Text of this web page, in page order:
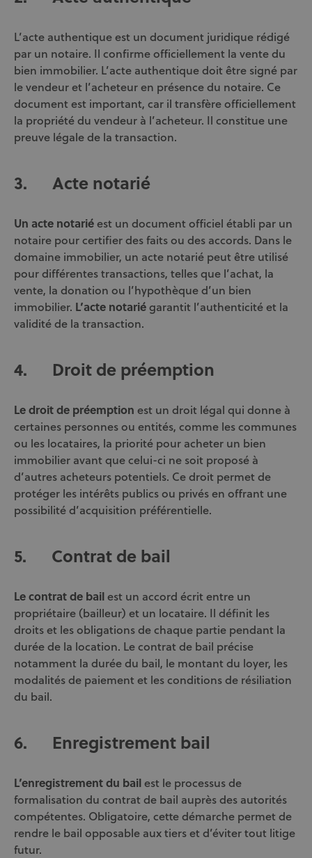
L’acte authentique est un document juridique rédigé
par un notaire. Il confirme officiellement la vente du
bien immobilier. L’acte authentique doit être signé par
le vendeur et l’acheteur en présence du notaire. Ce
document est important, car il transfère officiellement
la propriété du vendeur à l’acheteur. Il constitue une
preuve légale de la transaction.
3. Acte notarié
Un acte notariéest un document officiel établi par un
notaire pour certifier des faits ou des accords. Dans le
domaine immobilier, un acte notarié peut être utilisé
pour différentes transactions, telles que l’achat, la
vente, la donation ou l’hypothèque d’un bien
immobilier. L’acte notariégarantit l’authenticité et la
validité de la transaction.
4. Droit de préemption
Le droit de préemption est un droit légal qui donne à
certaines personnes ou entités, comme les communes
ou les locataires, la priorité pour acheter un bien
immobilier avant que celui-ci ne soit proposé à
d’autres acheteurs potentiels. Ce droit permet de
protéger les intérêts publics ou privés en offrant une
possibilité d’acquisition préférentielle.
5. Contrat de bail
Le contrat de bailest un accord écrit entre un
propriétaire (bailleur) et un locataire. Il définit les
droits et les obligations de chaque partie pendant la
durée de la location. Le contrat de bail précise
notamment la durée du bail, le montant du loyer, les
modalités de paiement et les conditions de résiliation
du bail.
6. Enregistrement bail
L’enregistrement du bailest le processus de
formalisation du contrat de bail auprès des autorités
compétentes. Obligatoire, cette démarche permet de
rendre le bail opposable aux tiers et d’éviter tout litige
futur.